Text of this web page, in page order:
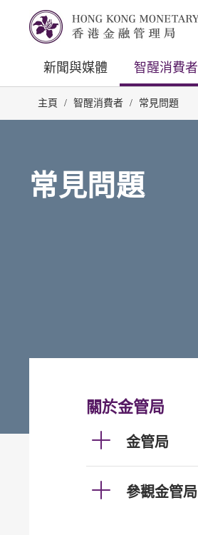
新聞與媒體 智醒消費者
主頁 / 智醒消費者 / 常見問題
常見問題
關於金管局
金管局
參觀金管局